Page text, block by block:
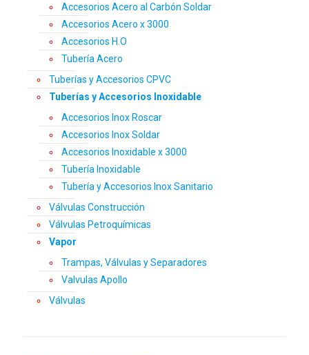
Accesorios Acero al Carbón Soldar
Accesorios Acero x 3000
Accesorios H.O
Tubería Acero
Tuberías y Accesorios CPVC
Tuberías y Accesorios Inoxidable
Accesorios Inox Roscar
Accesorios Inox Soldar
Accesorios Inoxidable x 3000
Tubería Inoxidable
Tubería y Accesorios Inox Sanitario
Válvulas Construcción
Válvulas Petroquímicas
Vapor
Trampas, Válvulas y Separadores
Valvulas Apollo
Válvulas